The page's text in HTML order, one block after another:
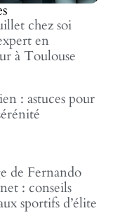
chez soi
en
à Toulouse
: astuces pour
de Fernando
: conseils
sportifs d’élite